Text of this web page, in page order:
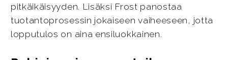
pitkäikäisyyden. Lisäksi Frost panostaa
tuotantoprosessin jokaiseen vaiheeseen, jotta
lopputulos on aina ensiluokkainen.